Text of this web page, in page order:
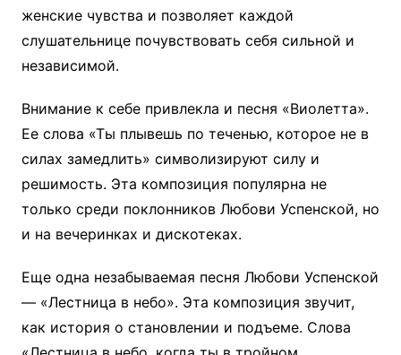
женские чувства и позволяет каждой
слушательнице почувствовать себя сильной и
независимой.
Внимание к себе привлекла и песня «Виолетта».
Ее слова «Ты плывешь по теченью, которое не в
силах замедлить» символизируют силу и
решимость. Эта композиция популярна не
только среди поклонников Любови Успенской, но
и на вечеринках и дискотеках.
Еще одна незабываемая песня Любови Успенской
— «Лестница в небо». Эта композиция звучит,
как история о становлении и подъеме. Слова